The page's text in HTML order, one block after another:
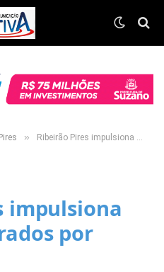
» Ribeirão Pires impulsiona negócios liderados por mulheres
impulsiona
por